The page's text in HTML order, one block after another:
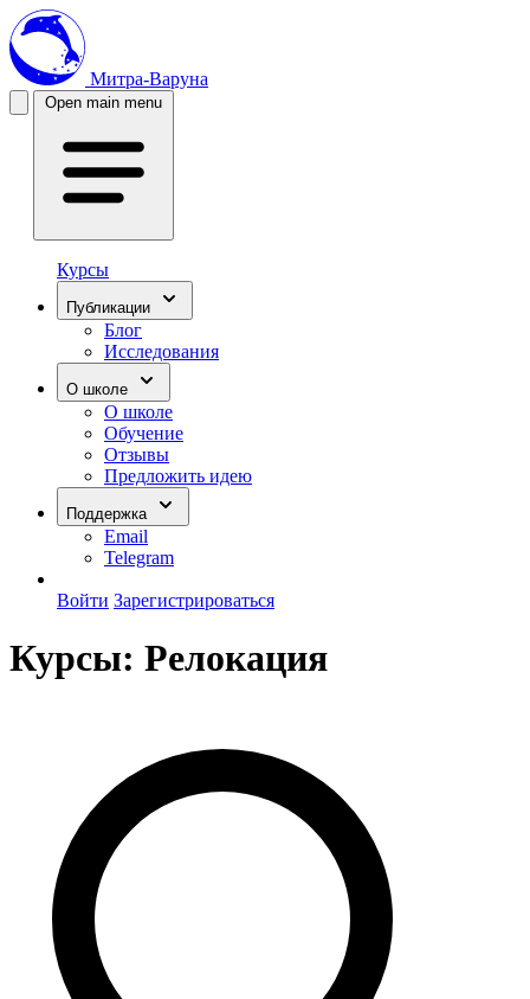
Митра-Варуна
Open main menu
Курсы
Публикации
Блог
Исследования
О школе
О школе
Обучение
Отзывы
Предложить идею
Поддержка
Email
Telegram
Войти Зарегистрироваться
Курсы: Релокация